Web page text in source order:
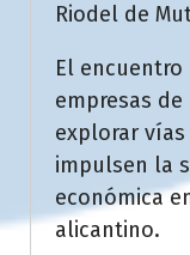
Riodel de
El encuentro
empresas
explorar
impulsen la
económica
alicantino.